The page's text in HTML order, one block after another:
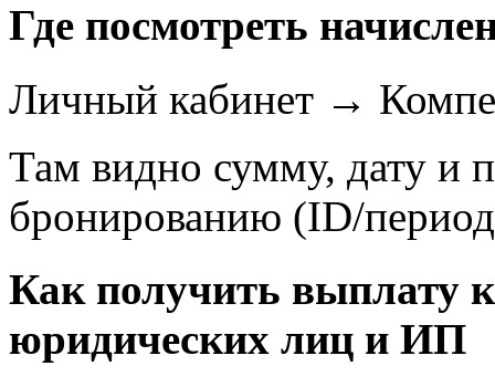
Где посмотреть
Личный кабинет →
Там видно сумму, дату и
бронированию (ID/
Как получить выплату
юридических лиц и ИП